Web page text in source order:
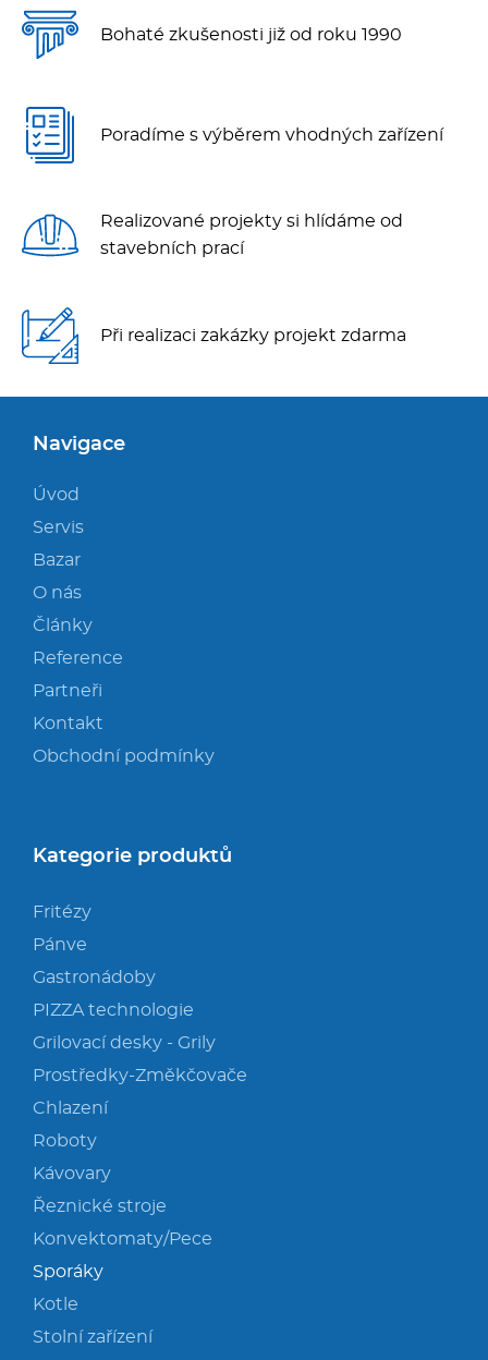
Bohaté zkušenosti již od roku 1990
Poradíme s výběrem vhodných zařízení
Realizované projekty si hlídáme od
stavebních prací
Při realizaci zakázky projekt zdarma
Navigace
Úvod
Servis
Bazar
O nás
Články
Reference
Partneři
Kontakt
Obchodní podmínky
Kategorie produktů
Fritézy
Pánve
Gastronádoby
PIZZA technologie
Grilovací desky - Grily
Prostředky-Změkčovače
Chlazení
Roboty
Kávovary
Řeznické stroje
Konvektomaty/Pece
Sporáky
Kotle
Stolní zařízení